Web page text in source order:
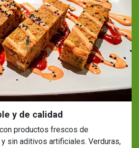
y de calidad
productos frescos de
sin aditivos artificiales. Verduras,